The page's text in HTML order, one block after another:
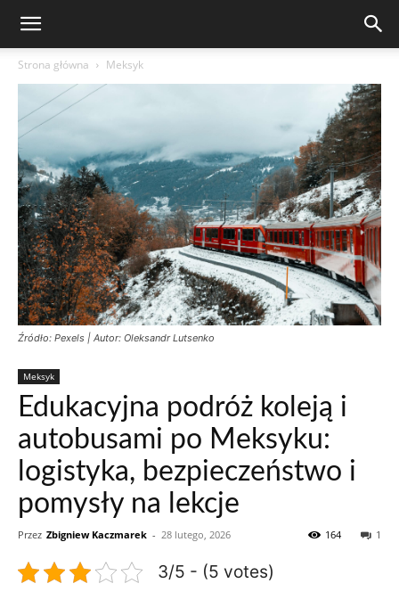
Strona główna Meksyk
Źródło: Pexels | Autor: Oleksandr Lutsenko
Meksyk
Edukacyjna podróż koleją i
autobusami po Meksyku:
logistyka, bezpieczeństwo i
pomysły na lekcje
Przez Zbigniew Kaczmarek - 28 lutego, 2026 1
164
3/5 - (5 votes)